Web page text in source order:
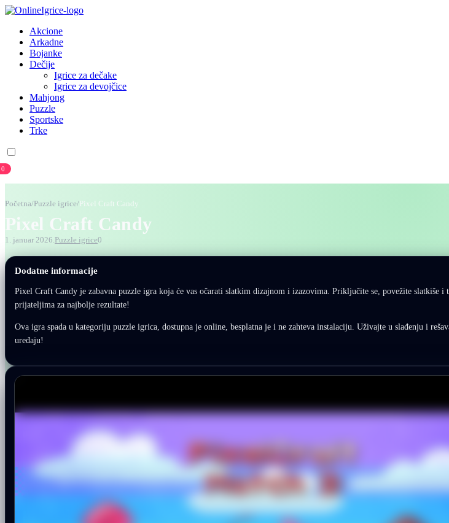
Akcione
Arkadne
Bojanke
Dečije
Igrice za dečake
Igrice za devojčice
Mahjong
Puzzle
Sportske
Trke
0
Početna/ Puzzle igrice/ Pixel Craft Candy
Pixel Craft Candy
1. januar 2026.Puzzle igrice0
Dodatne informacije
Pixel Craft Candy je zabavna puzzle igra koja će vas očarati slatkim dizajnom i izazovima. Priključite se, povežite slatkiše i
prijateljima za najbolje rezultate!
Ova igra spada u kategoriju puzzle igrica, dostupna je online, besplatna je i ne zahteva instalaciju. Uživajte u slađenju i
uređaju!